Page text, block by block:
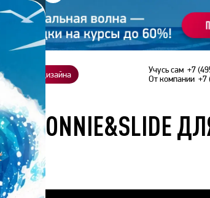
Студия дизайна Учусь сам +7
От компании +7
BONNIE&SLIDE